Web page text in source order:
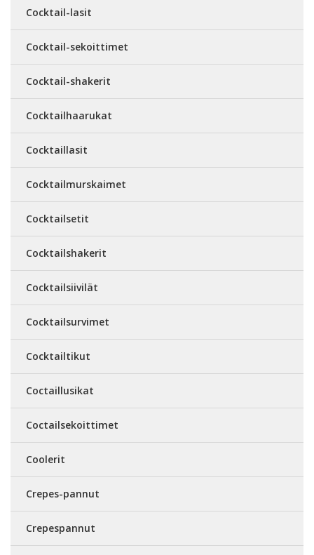
Cocktail-lasit
Cocktail-sekoittimet
Cocktail-shakerit
Cocktailhaarukat
Cocktaillasit
Cocktailmurskaimet
Cocktailsetit
Cocktailshakerit
Cocktailsiivilät
Cocktailsurvimet
Cocktailtikut
Coctaillusikat
Coctailsekoittimet
Coolerit
Crepes-pannut
Crepespannut